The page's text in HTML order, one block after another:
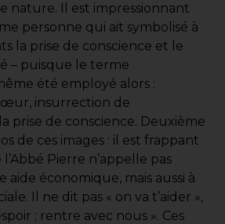
nature. Il est impressionnant
personne qui ait symbolisé à
la prise de conscience et le
– puisque le terme
été employé alors :
insurrection de
prise de conscience. Deuxième
de ces images : il est frappant
Pierre n’appelle pas
aide économique, mais aussi à
Il ne dit pas « on va t’aider »,
; rentre avec nous ». Ces